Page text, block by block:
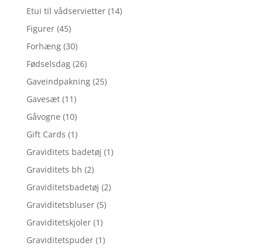
Etui til vådservietter (14)
Figurer (45)
Forhæng (30)
Fødselsdag (26)
Gaveindpakning (25)
Gavesæt (11)
Gåvogne (10)
Gift Cards (1)
Graviditets badetøj (1)
Graviditets bh (2)
Graviditetsbadetøj (2)
Graviditetsbluser (5)
Graviditetskjoler (1)
Graviditetspuder (1)